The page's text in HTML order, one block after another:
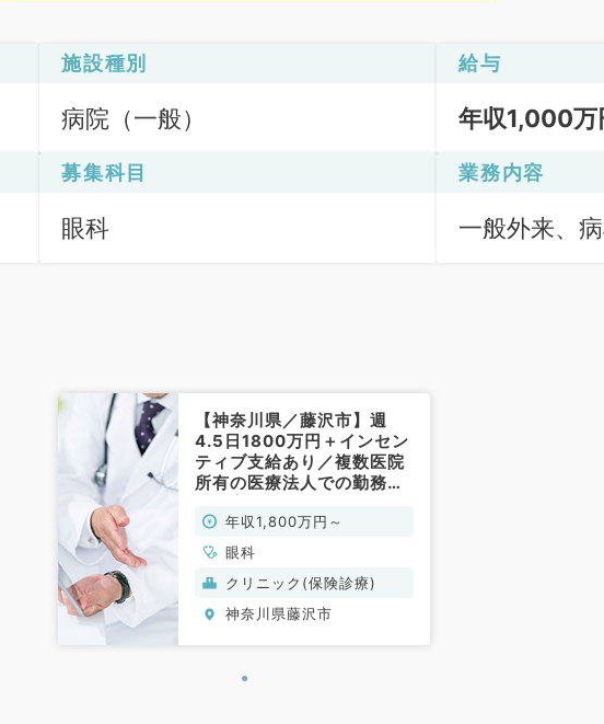
施設種別
病院（一般）
給与
年収1,000万
募集科目
眼科
業務内容
一般外来、
【神奈川県／藤沢市】週
4.5日1800万円＋インセン
ティブ支給あり／複数医院
所有の医療法人での勤務／
よる募集（常勤／眼科）
年収1,800万円～
眼科
クリニック(保険診療)
神奈川県藤沢市